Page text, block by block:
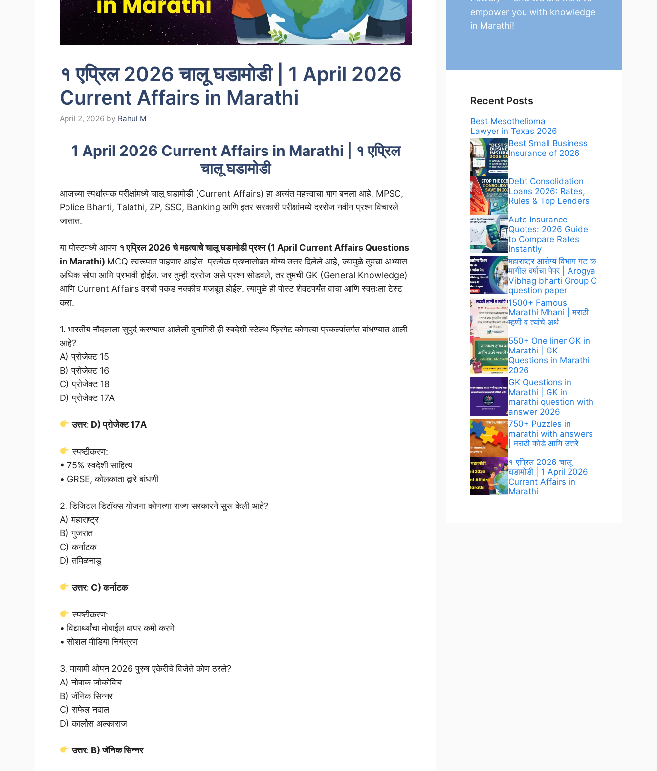
१ एप्रिल 2026 चालू घडामोडी | 1 April 2026
Current Affairs in Marathi
April 2, 2026 by Rahul M
1 April 2026 Current Affairs in Marathi | १ एप्रिल
चालू घडामोडी
आजच्या स्पर्धात्मक परीक्षांमध्ये चालू घडामोडी (Current Affairs) हा अत्यंत महत्त्वाचा भाग बनला आहे. MPSC,
Police Bharti, Talathi, ZP, SSC, Banking आणि इतर सरकारी परीक्षांमध्ये दररोज नवीन प्रश्न विचारले
जातात.
या पोस्टमध्ये आपण १ एप्रिल 2026 चे महत्वाचे चालू घडामोडी प्रश्न (1 April Current Affairs Questions
in Marathi) MCQ स्वरूपात पाहणार आहोत. प्रत्येक प्रश्नासोबत योग्य उत्तर दिलेले आहे, ज्यामुळे तुमचा अभ्यास
अधिक सोपा आणि प्रभावी होईल. जर तुम्ही दररोज असे प्रश्न सोडवले, तर तुमची GK (General Knowledge)
आणि Current Affairs वरची पकड नक्कीच मजबूत होईल. त्यामुळे ही पोस्ट शेवटपर्यंत वाचा आणि स्वतःला टेस्ट
करा.
1. भारतीय नौदलाला सुपुर्द करण्यात आलेली दुनागिरी ही स्वदेशी स्टेल्थ फ्रिगेट कोणत्या प्रकल्पांतर्गत बांधण्यात आली
आहे?
A) प्रोजेक्ट 15
B) प्रोजेक्ट 16
C) प्रोजेक्ट 18
D) प्रोजेक्ट 17A
उत्तर: D) प्रोजेक्ट 17A
स्पष्टीकरण:
• 75% स्वदेशी साहित्य
• GRSE, कोलकाता द्वारे बांधणी
2. डिजिटल डिटॉक्स योजना कोणत्या राज्य सरकारने सुरू केली आहे?
A) महाराष्ट्र
B) गुजरात
C) कर्नाटक
D) तमिळनाडू
उत्तर: C) कर्नाटक
स्पष्टीकरण:
• विद्यार्थ्यांचा मोबाईल वापर कमी करणे
• सोशल मीडिया नियंत्रण
3. मायामी ओपन 2026 पुरुष एकेरीचे विजेते कोण ठरले?
A) नोवाक जोकोविच
B) जॅनिक सिन्नर
C) राफेल नदाल
D) कार्लोस अल्काराज
उत्तर: B) जॅनिक सिन्नर
empower you with knowledge
in Marathi!
Recent Posts
Best Mesothelioma
Lawyer in Texas 2026
Best Small Business
Insurance of 2026
Debt Consolidation
Loans 2026: Rates,
Rules & Top Lenders
Auto Insurance
Quotes: 2026 Guide
to Compare Rates
Instantly
महाराष्ट्र आरोग्य विभाग गट क
मागील वर्षाचा पेपर | Arogya
Vibhag bharti Group C
question paper
1500+ Famous
Marathi Mhani​ | मराठी
म्हणी व त्यांचे अर्थ
550+ One liner GK in
Marathi | GK
Questions in Marathi​
2026
GK Questions in
Marathi​ | GK in
marathi question with
answer​ 2026
750+ Puzzles in
marathi with answers
| मराठी कोडे आणि उत्तरे
१ एप्रिल 2026 चालू
घडामोडी | 1 April 2026
Current Affairs in
Marathi